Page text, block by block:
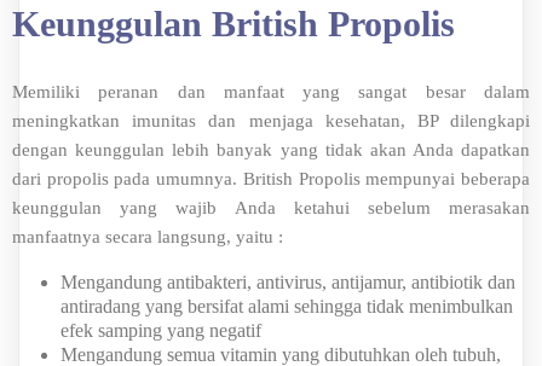
Keunggulan British Propolis
Memiliki peranan dan manfaat yang sangat besar dalam
meningkatkan imunitas dan menjaga kesehatan, BP dilengkapi
dengan keunggulan lebih banyak yang tidak akan Anda dapatkan
dari propolis pada umumnya. British Propolis mempunyai beberapa
keunggulan yang wajib Anda ketahui sebelum merasakan
manfaatnya secara langsung, yaitu :
Mengandung antibakteri, antivirus, antijamur, antibiotik dan
antiradang yang bersifat alami sehingga tidak menimbulkan
efek samping yang negatif
Mengandung semua vitamin yang dibutuhkan oleh tubuh,